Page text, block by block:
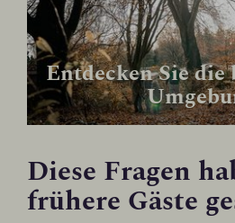
Entdecken Sie die
Diese Fragen
frühere Gäste